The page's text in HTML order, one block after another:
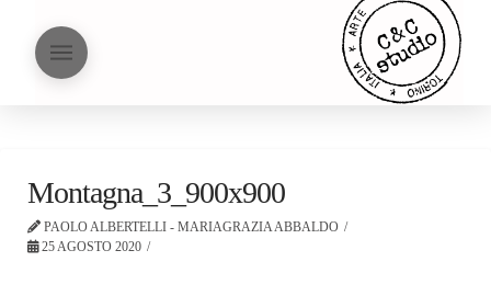
Montagna_3_900x900
PAOLO ALBERTELLI - MARIAGRAZIA ABBALDO
25 AGOSTO 2020